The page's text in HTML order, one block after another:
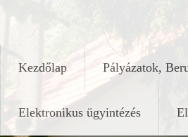
Kezdőlap Pályázatok,
Elektronikus ügyintézés